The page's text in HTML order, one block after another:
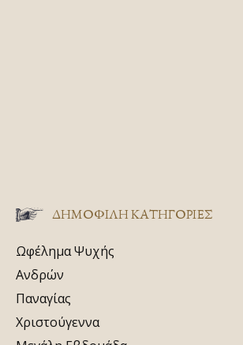
ΔΗΜΟΦΙΛΗ ΚΑΤΗΓΟΡΙΕΣ
Ωφέλημα Ψυχής
Ανδρών
Παναγίας
Χριστούγεννα